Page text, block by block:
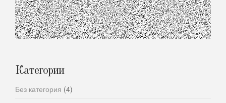
Категории
Без категория (4)